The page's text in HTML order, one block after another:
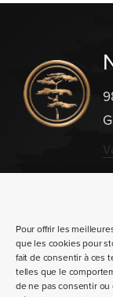
Pour offrir les
que les cookies pour
fait de consentir à ces
telles que le
de ne pas consentir